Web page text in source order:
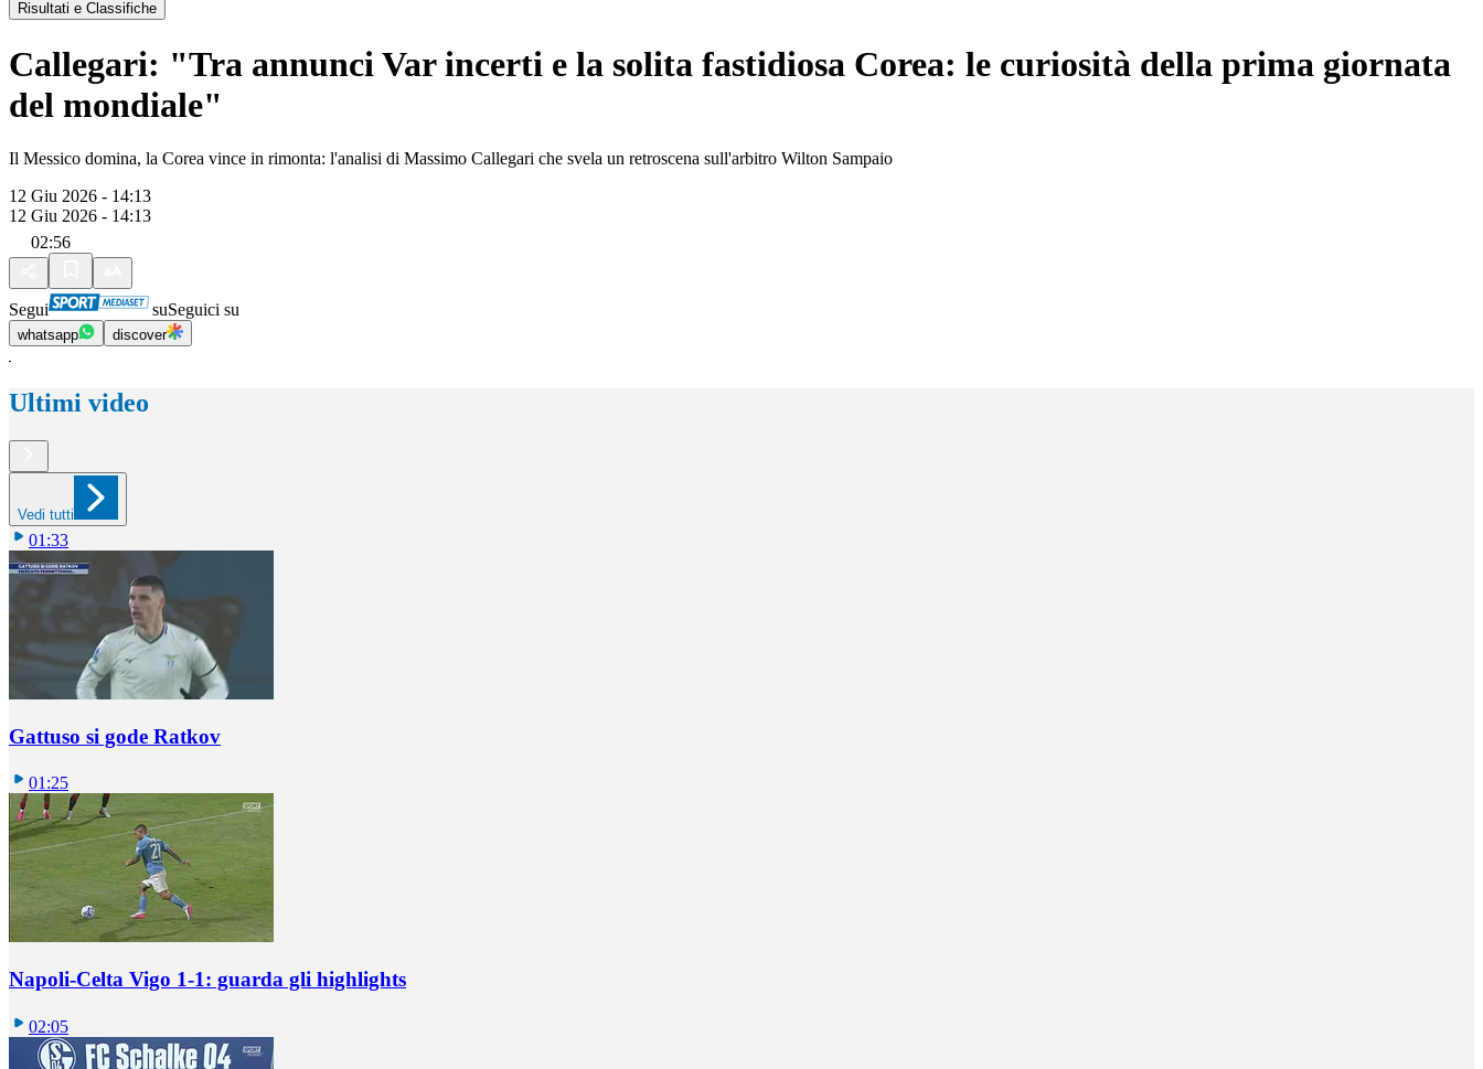
Risultati e Classifiche
Callegari: "Tra annunci Var incerti e la solita fastidiosa Corea: le curiosità della prima giornata
del mondiale"
Il Messico domina, la Corea vince in rimonta: l'analisi di Massimo Callegari che svela un retroscena sull'arbitro Wilton Sampaio
12 Giu 2026 - 14:13
12 Giu 2026 - 14:13
02:56
Segui suSeguici su
whatsapp discover
Ultimi video
Vedi tutti
01:33
Gattuso si gode Ratkov
01:25
Napoli-Celta Vigo 1-1: guarda gli highlights
02:05